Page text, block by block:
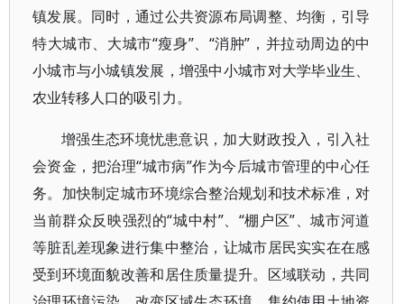
镇发展。同时，通过公共资源布局调整、均衡，引导
特大城市、大城市“瘦身”、“消肿”，并拉动周边的中
小城市与小城镇发展，增强中小城市对大学毕业生、
农业转移人口的吸引力。
增强生态环境忧患意识，加大财政投入，引入社
会资金，把治理“城市病”作为今后城市管理的中心任
务。加快制定城市环境综合整治规划和技术标准，对
当前群众反映强烈的“城中村”、“棚户区”、城市河道
等脏乱差现象进行集中整治，让城市居民实实在在感
受到环境面貌改善和居住质量提升。区域联动，共同